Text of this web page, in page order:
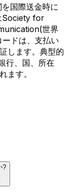
国際送金時に
Society for
世界
ドは、支払い
します。典型的
行、国、所在
ます。
?